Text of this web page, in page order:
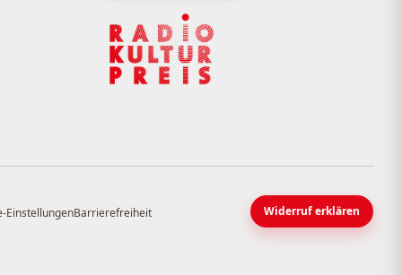
EinstellungenBarrierefreiheit Widerruf erklären